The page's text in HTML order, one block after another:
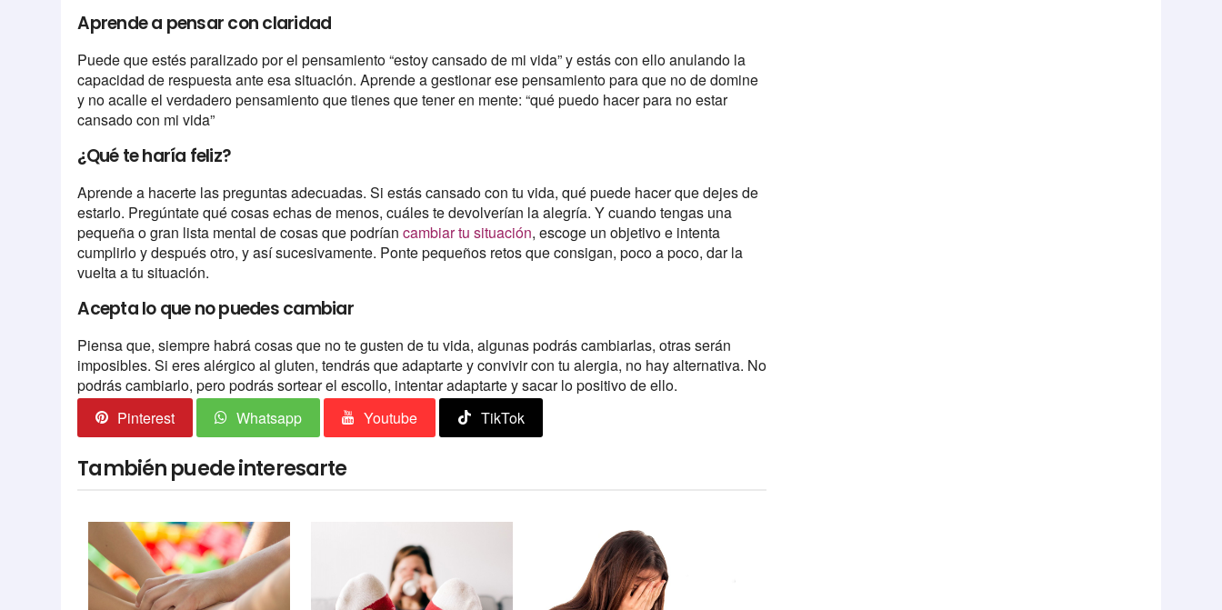
Aprende a pensar con claridad
Puede que estés paralizado por el pensamiento “estoy cansado de mi vida” y estás con ello anulando la
capacidad de respuesta ante esa situación. Aprende a gestionar ese pensamiento para que no de domine
y no acalle el verdadero pensamiento que tienes que tener en mente: “qué puedo hacer para no estar
cansado con mi vida”
¿Qué te haría feliz?
Aprende a hacerte las preguntas adecuadas. Si estás cansado con tu vida, qué puede hacer que dejes de
estarlo. Pregúntate qué cosas echas de menos, cuáles te devolverían la alegría. Y cuando tengas una
pequeña o gran lista mental de cosas que podríancambiar tu situación, escoge un objetivo e intenta
cumplirlo y después otro, y así sucesivamente. Ponte pequeños retos que consigan, poco a poco, dar la
vuelta a tu situación.
Acepta lo que no puedes cambiar
Piensa que, siempre habrá cosas que no te gusten de tu vida, algunas podrás cambiarlas, otras serán
imposibles. Si eres alérgico al gluten, tendrás que adaptarte y convivir con tu alergia, no hay alternativa. No
podrás cambiarlo, pero podrás sortear el escollo, intentar adaptarte y sacar lo positivo de ello.
Pinterest
Whatsapp Youtube TikTok
También puede interesarte